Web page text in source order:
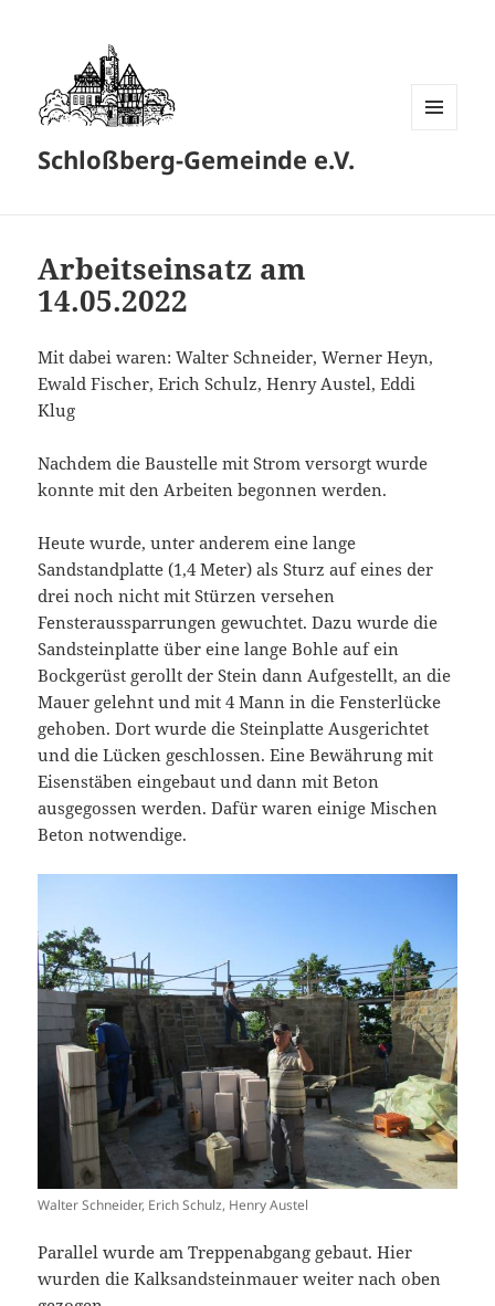
Schloßberg-Gemeinde e.V.
Arbeitseinsatz am
14.05.2022
Mit dabei waren: Walter Schneider, Werner Heyn,
Ewald Fischer, Erich Schulz, Henry Austel, Eddi
Klug
Nachdem die Baustelle mit Strom versorgt wurde
konnte mit den Arbeiten begonnen werden.
Heute wurde, unter anderem eine lange
Sandstandplatte (1,4 Meter) als Sturz auf eines der
drei noch nicht mit Stürzen versehen
Fensteraussparrungen gewuchtet. Dazu wurde die
Sandsteinplatte über eine lange Bohle auf ein
Bockgerüst gerollt der Stein dann Aufgestellt, an die
Mauer gelehnt und mit 4 Mann in die Fensterlücke
gehoben. Dort wurde die Steinplatte Ausgerichtet
und die Lücken geschlossen. Eine Bewährung mit
Eisenstäben eingebaut und dann mit Beton
ausgegossen werden. Dafür waren einige Mischen
Beton notwendige.
Walter Schneider, Erich Schulz, Henry Austel
Parallel wurde am Treppenabgang gebaut. Hier
wurden die Kalksandsteinmauer weiter nach oben